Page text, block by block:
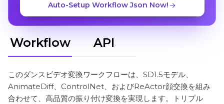
Auto-Setup Workflow Json Now!
Workflow API
このダンスビデオ変換ワークフローは、SD1.5モデル、
AnimateDiff、ControlNet、およびReActor顔交換を組み
合わせて、高品質の振り付け変換を実現します。トリプル